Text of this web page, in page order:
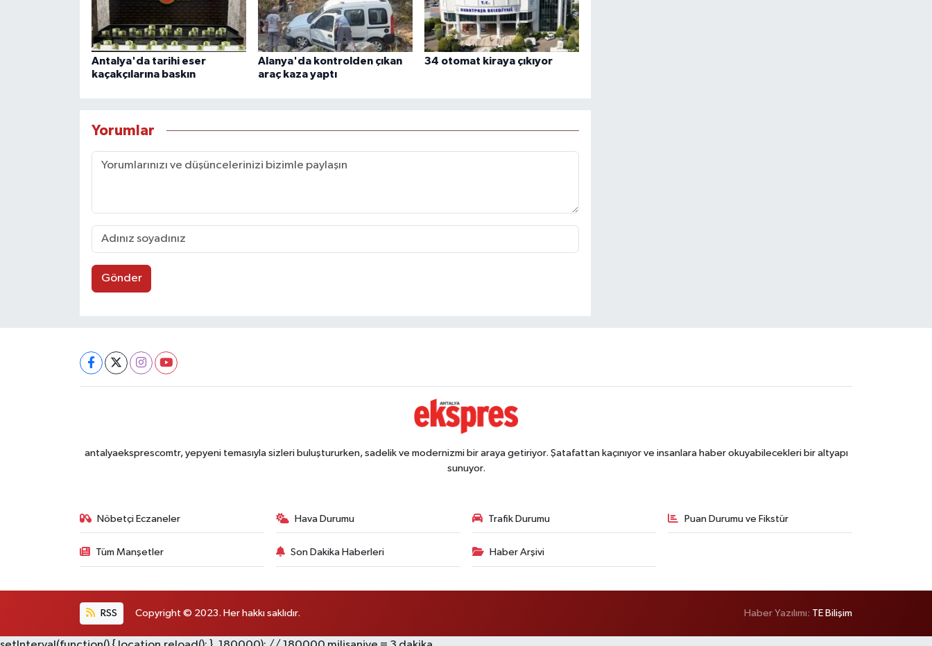
Antalya'da tarihi eser
kaçakçılarına baskın
Alanya'da kontrolden çıkan
araç kaza yaptı
34 otomat kiraya çıkıyor
Yorumlar
Gönder
antalyaeksprescomtr, yepyeni temasıyla sizleri buluştururken, sadelik ve modernizmi bir araya getiriyor. Şatafattan kaçınıyor ve insanlara haber okuyabilecekleri bir altyapı
sunuyor.
Nöbetçi Eczaneler Hava Durumu Trafik Durumu Puan Durumu ve Fikstür
Tüm Manşetler Son Dakika Haberleri Haber Arşivi
RSS Copyright © 2023. Her hakkı saklıdır. Haber Yazılımı: TE Bilişim